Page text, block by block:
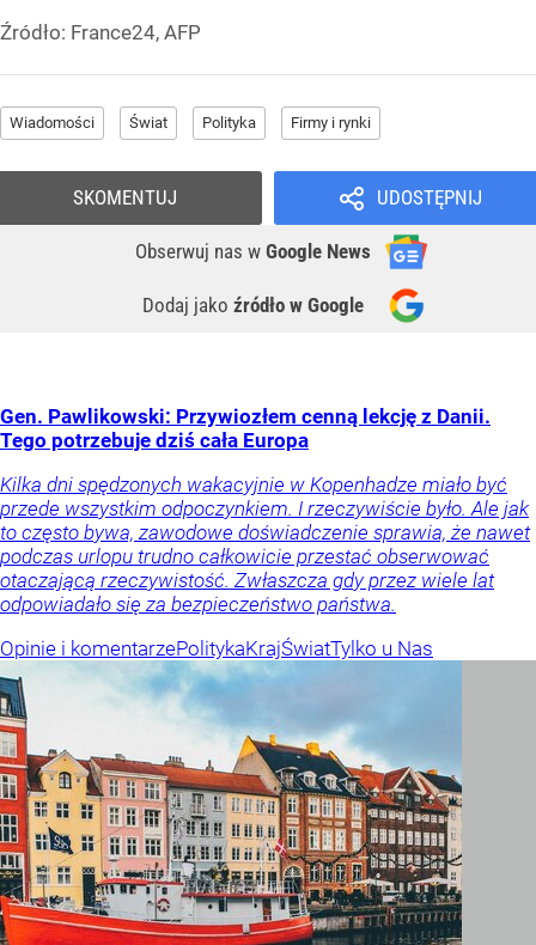
Źródło: France24, AFP
Wiadomości Świat Polityka Firmy i rynki
UDOSTĘPNIJ
Obserwuj nas w Google News
Dodaj jako źródło w Google
SKOMENTUJ
Gen. Pawlikowski: Przywiozłem cenną lekcję z Danii.
Tego potrzebuje dziś cała Europa
Kilka dni spędzonych wakacyjnie w Kopenhadze miało być
przede wszystkim odpoczynkiem. I rzeczywiście było. Ale jak
to często bywa, zawodowe doświadczenie sprawia, że nawet
podczas urlopu trudno całkowicie przestać obserwować
otaczającą rzeczywistość. Zwłaszcza gdy przez wiele lat
odpowiadało się za bezpieczeństwo państwa.
Opinie i komentarzePolitykaKrajŚwiatTylko u Nas